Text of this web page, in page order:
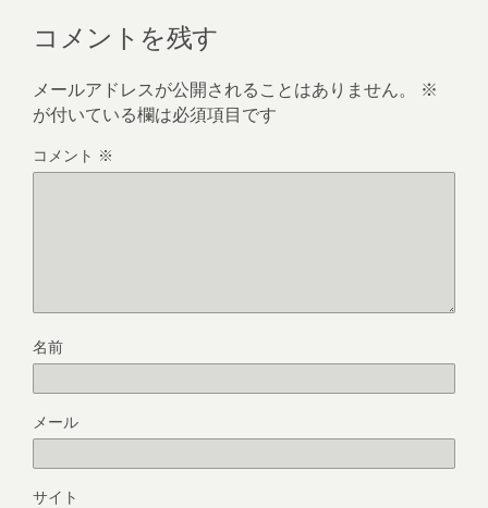
コメントを残す
メールアドレスが公開されることはありません。
※
が付いている欄は必須項目です
コメント ※
名前
メール
サイト